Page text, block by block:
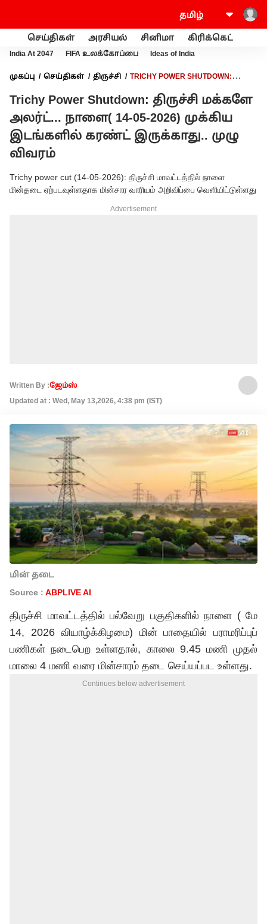
செய்திகள் அரசியல் சினிமா கிரிக்கெட்
India At 2047 FIFA உலக்கோப்பை Ideas of India
முகப்பு செய்திகள் திருச்சி
TRICHY POWER SHUTDOWN:
கரண்ட் இருக்காது.. முழு விவரம்
Trichy Power Shutdown: திருச்சி மக்களே
அலர்ட்... நாளை( 14-05-2026) முக்கிய
இடங்களில் கரண்ட் இருக்காது.. முழு
விவரம்
Trichy power cut (14-05-2026): திருச்சி மாவட்டத்தில் நாளை
மின்தடை ஏற்படவுள்ளதாக மின்சார வாரியம் அறிவிப்பை வெளியிட்டுள்ளது
Advertisement
Written By :ஜேம்ஸ்
Updated at : Wed, May 13,2026, 4:38 pm (IST)
மின் தடை
Source : ABPLIVE AI
திருச்சி மாவட்டத்தில் பல்வேறு பகுதிகளில் நாளை ( மே
14, 2026 வியாழ்க்கிழமை) மின் பாதையில் பராமரிப்புப்
பணிகள் நடைபெற உள்ளதால், காலை 9.45 மணி முதல்
மாலை 4 மணி வரை மின்சாரம் தடை செய்யப்பட உள்ளது.
Continues below advertisement